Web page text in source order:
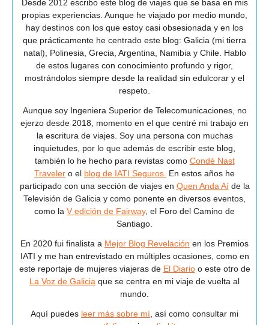
Desde 2012 escribo este blog de viajes que se basa en mis
propias experiencias. Aunque he viajado por medio mundo,
hay destinos con los que estoy casi obsesionada y en los
que prácticamente he centrado este blog: Galicia (mi tierra
natal), Polinesia, Grecia, Argentina, Namibia y Chile. Hablo
de estos lugares con conocimiento profundo y rigor,
mostrándolos siempre desde la realidad sin edulcorar y el
respeto.
Aunque soy Ingeniera Superior de Telecomunicaciones, no
ejerzo desde 2018, momento en el que centré mi trabajo en
la escritura de viajes. Soy una persona con muchas
inquietudes, por lo que además de escribir este blog,
también lo he hecho para revistas como Condé Nast
Traveler o el blog de IATI Seguros. En estos años he
participado con una sección de viajes en Quen Anda Aíde la
Televisión de Galicia y como ponente en diversos eventos,
como la V edición de Fairway, el Foro del Camino de
Santiago.
En 2020 fui finalista a Mejor Blog Revelación en los Premios
IATI y me han entrevistado en múltiples ocasiones, como en
este reportaje de mujeres viajeras de El Diarioo este otro de
La Voz de Galicia que se centra en mi viaje de vuelta al
mundo.
Aquí puedes leer más sobre mí, así como consultar mi